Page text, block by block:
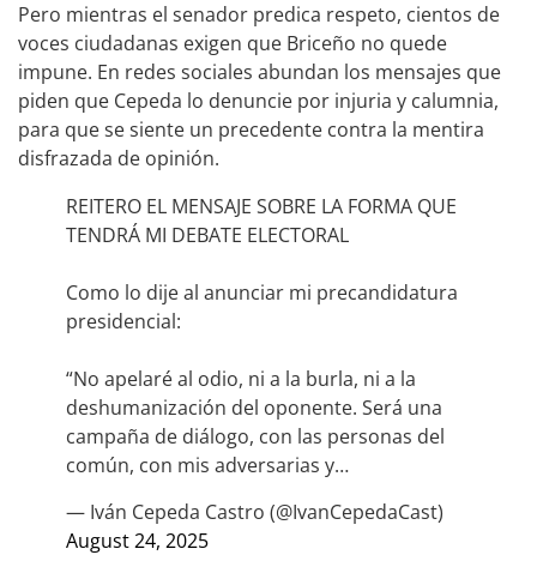
Pero mientras el senador predica respeto, cientos de
voces ciudadanas exigen que Briceño no quede
impune. En redes sociales abundan los mensajes que
piden que Cepeda lo denuncie por injuria y calumnia,
para que se siente un precedente contra la mentira
disfrazada de opinión.
REITERO EL MENSAJE SOBRE LA FORMA QUE
TENDRÁ MI DEBATE ELECTORAL
Como lo dije al anunciar mi precandidatura
presidencial:
“No apelaré al odio, ni a la burla, ni a la
deshumanización del oponente. Será una
campaña de diálogo, con las personas del
común, con mis adversarias y…
— Iván Cepeda Castro (@IvanCepedaCast)
August 24, 2025